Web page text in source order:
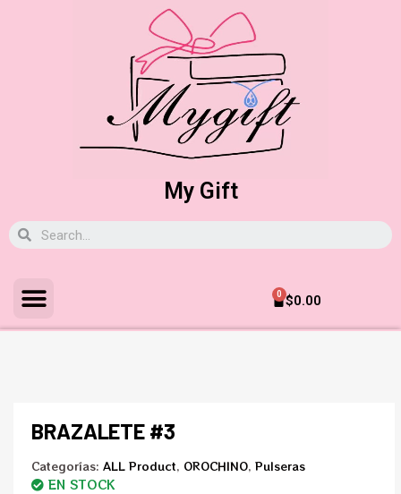
My Gift
$0.00
0
BRAZALETE #3
Categorías: ALL Product, OROCHINO, Pulseras
EN STOCK